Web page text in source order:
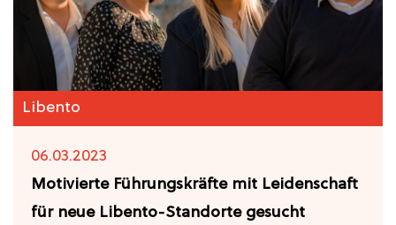
Libento
06.03.2023
Motivierte Führungskräfte mit Leidenschaft
für neue Libento-Standorte gesucht